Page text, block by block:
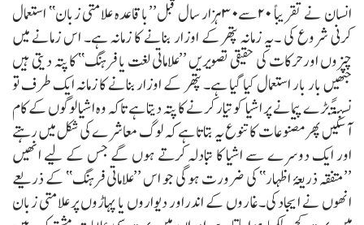
انسان نے تقریباً ۲۰سے۳۰ہزار سال قبل’’باقاعدہ علامتی زبان‘‘ استعمال
کرنی شروع کی ۔یہ زمانہ پتھرکے اوزار بنانے کا زمانہ ہے۔ اس زمانے میں
چیزوں اورحرکات کی حقیقی تصویریں ’’علاماتی لغت یا فرہنگ‘‘ کا پتہ دیتی ہیں
جنھیں بار بار استعمال کیا گیا ہے۔ پتھر کے اوزار بنانے کا زمانہ ایک طرف تو
نسبۃً بڑے پیمانے پر اشیا کو تیار کرنے کا پتہ دیتا ہے تاکہ وہ اشیا لوگوں کے کام
آسکیں پھرمصنوعات کا تنوع یہ بتاتا ہے کہ لوگ معاشرے کی شکل میں رہتے
اور ایک دوسرے سے اشیا کا تبادلہ کرتے ہوں گے جس کے لیے انھیں
’’متفقہ ذریعۂ اظہار‘‘ کی ضرورت ہوگی جو اس ’’علاماتی فرہنگ‘‘ کے ذریعے
انھوں نے ایجاد کی۔غاروں کے اندراور دیواروں یا پہاڑوں پر علامتی زبان